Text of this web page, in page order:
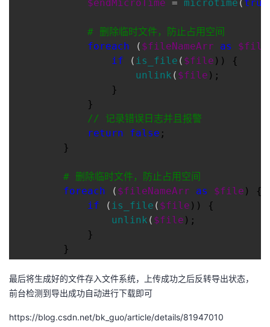
$endMicroTime = microtime ( true
# 删除临时文件，防止占用空间
foreach ( $fileNameArr as $file
if ( is_file ( $file )) {
unlink ( $file );
                }
            }
//
记录错误日志并且报警
return
false ;
        }
# 删除临时文件，防止占用空间
foreach ( $fileNameArr as $file ) {
if ( is_file ( $file )) {
unlink ( $file );
            }
        }
最后将生成好的文件存入文件系统，上传成功之后反转导出状态，
前台检测到导出成功自动进行下载即可
https://blog.csdn.net/bk_guo/article/details/81947010